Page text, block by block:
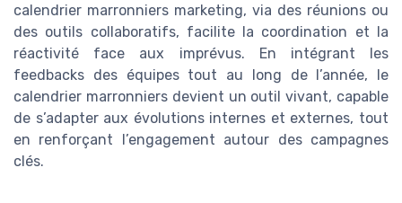
calendrier marronniers marketing, via des réunions ou
des outils collaboratifs, facilite la coordination et la
réactivité face aux imprévus. En intégrant les
feedbacks des équipes tout au long de l’année, le
calendrier marronniers devient un outil vivant, capable
de s’adapter aux évolutions internes et externes, tout
en renforçant l’engagement autour des campagnes
clés.